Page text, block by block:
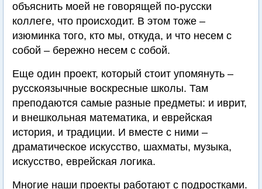
объяснить моей не говорящей по-русски
коллеге, что происходит. В этом тоже –
изюминка того, кто мы, откуда, и что несем с
собой – бережно несем с собой.
Еще один проект, который стоит упомянуть –
русскоязычные воскресные школы. Там
преподаются самые разные предметы: и иврит,
и внешкольная математика, и еврейская
история, и традиции. И вместе с ними –
драматическое искусство, шахматы, музыка,
искусство, еврейская логика.
Многие наши проекты работают с подростками.